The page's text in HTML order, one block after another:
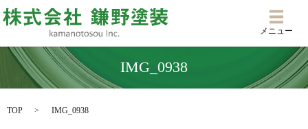
メニ
メニュー
IMG_0938
TOP IMG_0938